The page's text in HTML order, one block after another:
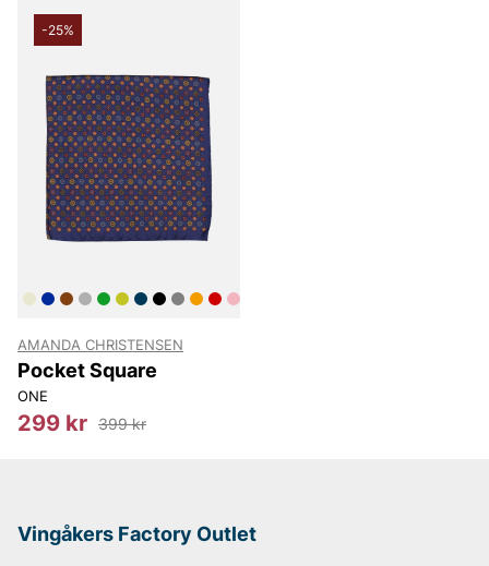
partner för manliga accessoarer som slipsar och
halsdukar. Företagets motto har funnits sedan
kvalitet.
Sedan 1949 är Amanda Christensen även kunglig
hovleverantör.
Amanda Christensen står för klassiskt välskräddat
mode för dagens kvinnor och män.
De erbjuder accessoarer som förstärker
personligheter och gör helheten komplett.
Företaget erbjuder allt från slipsar, scarves, hattar och
tidlös stil.
hemsida*
Happy shopping önskar vi på Vingåkers Factory
Outlet AB!
Andra populära varumärken:
-25%
AMANDA CHRISTENSEN
Pocket Square
ONE
299 kr 399 kr
Vingåkers Factory Outlet